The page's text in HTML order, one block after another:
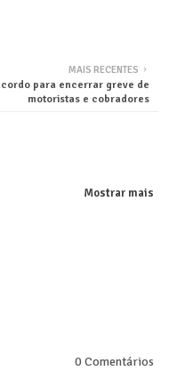
MAIS RECENTES
para encerrar greve de
motoristas e cobradores
Mostrar mais
0 Comentários